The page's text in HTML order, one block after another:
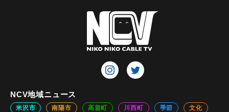
NCV地域ニュース
米沢市 南陽市 高畠町 川西町 季節
文化